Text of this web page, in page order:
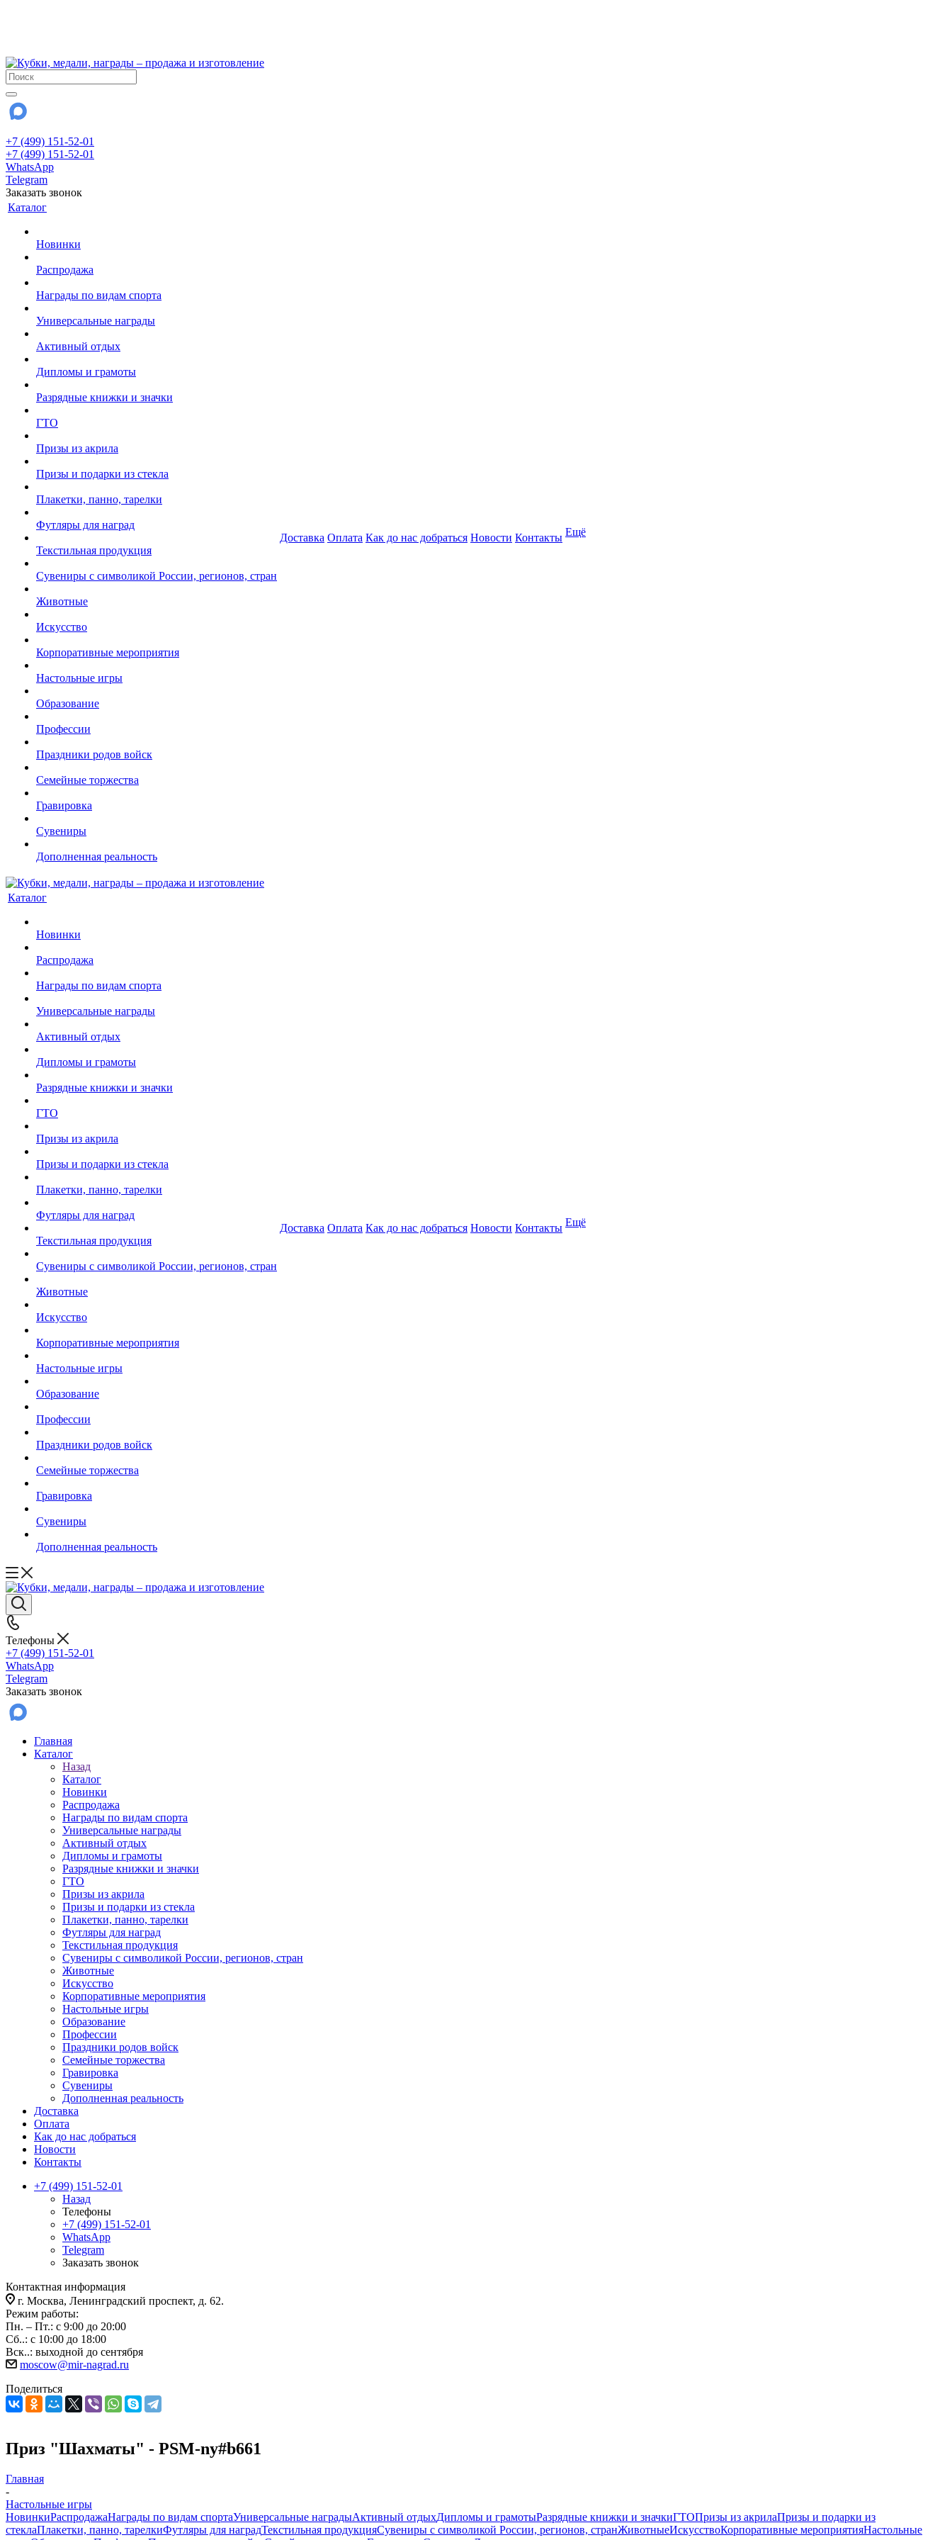
+7 (499) 151-52-01
+7 (499) 151-52-01
WhatsApp
Telegram
Заказать звонок
Каталог
Новинки
Распродажа
Награды по видам спорта
Универсальные награды
Активный отдых
Дипломы и грамоты
Разрядные книжки и значки
ГТО
Призы из акрила
Призы и подарки из стекла
Плакетки, панно, тарелки
Футляры для наград
Текстильная продукция
Сувениры с символикой России, регионов, стран
Животные
Искусство
Корпоративные мероприятия
Настольные игры
Образование
Профессии
Праздники родов войск
Семейные торжества
Гравировка
Сувениры
Дополненная реальность
Доставка Оплата Как до нас добраться Новости Контакты Ещё
Каталог
Новинки
Распродажа
Награды по видам спорта
Универсальные награды
Активный отдых
Дипломы и грамоты
Разрядные книжки и значки
ГТО
Призы из акрила
Призы и подарки из стекла
Плакетки, панно, тарелки
Футляры для наград
Текстильная продукция
Сувениры с символикой России, регионов, стран
Животные
Искусство
Корпоративные мероприятия
Настольные игры
Образование
Профессии
Праздники родов войск
Семейные торжества
Гравировка
Сувениры
Дополненная реальность
Доставка Оплата Как до нас добраться Новости Контакты Ещё
Телефоны
+7 (499) 151-52-01
WhatsApp
Telegram
Заказать звонок
Главная
Каталог
Назад
Каталог
Новинки
Распродажа
Награды по видам спорта
Универсальные награды
Активный отдых
Дипломы и грамоты
Разрядные книжки и значки
ГТО
Призы из акрила
Призы и подарки из стекла
Плакетки, панно, тарелки
Футляры для наград
Текстильная продукция
Сувениры с символикой России, регионов, стран
Животные
Искусство
Корпоративные мероприятия
Настольные игры
Образование
Профессии
Праздники родов войск
Семейные торжества
Гравировка
Сувениры
Дополненная реальность
Доставка
Оплата
Как до нас добраться
Новости
Контакты
+7 (499) 151-52-01
Назад
Телефоны
+7 (499) 151-52-01
WhatsApp
Telegram
Заказать звонок
Контактная информация
г. Москва, Ленинградский проспект, д. 62.
Режим работы:
Пн. – Пт.: с 9:00 до 20:00
Сб..: с 10:00 до 18:00
Вск..: выходной до сентября
moscow@mir-nagrad.ru
Поделиться
Приз "Шахматы" - PSM-ny#b661
Главная
-
Настольные игры
НовинкиРаспродажаНаграды по видам спортаУниверсальные наградыАктивный отдыхДипломы и грамотыРазрядные книжки и значкиГТОПризы из акрилаПризы и подарки из
стеклаПлакетки, панно, тарелкиФутляры для наградТекстильная продукцияСувениры с символикой России, регионов, странЖивотныеИскусствоКорпоративные мероприятияНастольные